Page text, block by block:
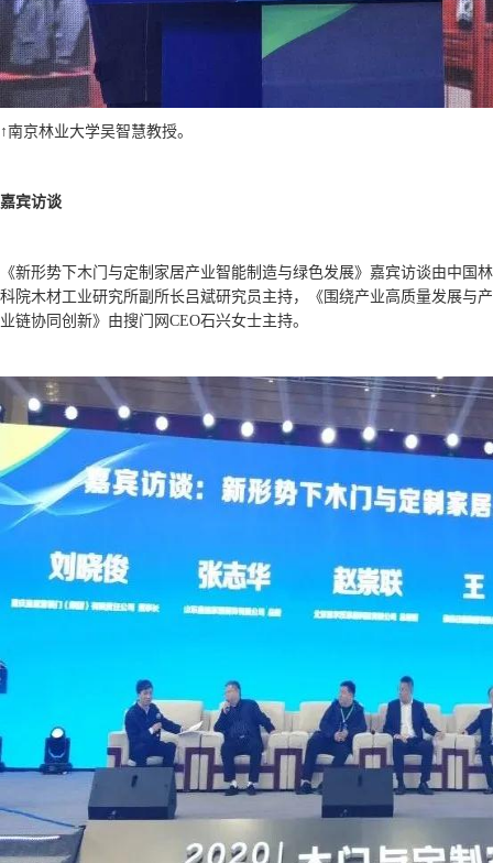
↑南京林业大学吴智慧教授。
嘉宾访谈
《新形势下木门与定制家居产业智能制造与绿色发展》嘉宾访谈由中国林
科院木材工业研究所副所长吕斌研究员主持，《围绕产业高质量发展与产
业链协同创新》由搜门网CEO石兴女士主持。